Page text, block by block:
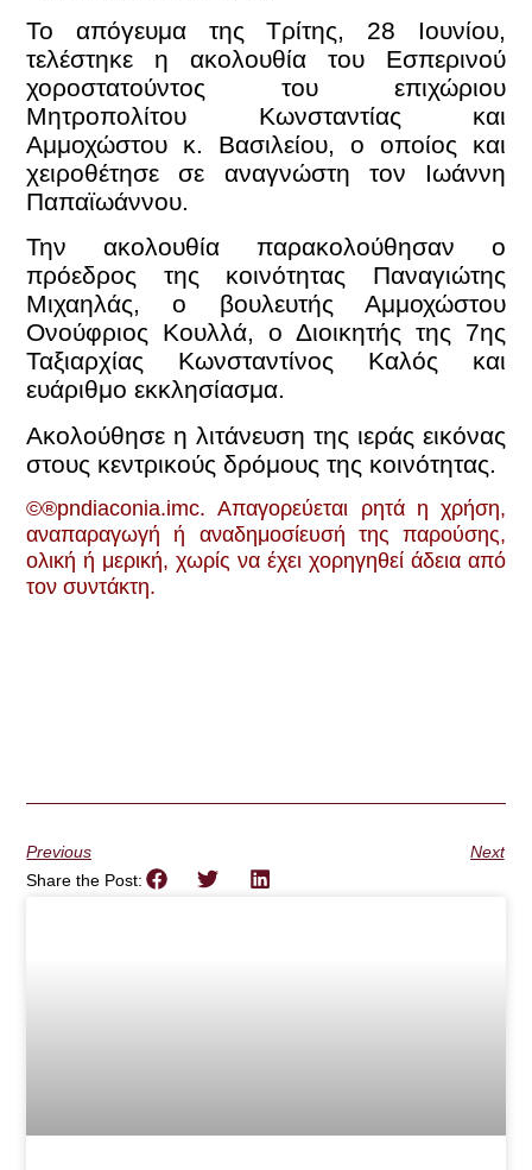
Το απόγευμα της Τρίτης, 28 Ιουνίου,
τελέστηκε η ακολουθία του Εσπερινού
χοροστατούντος του επιχώριου
Μητροπολίτου Κωνσταντίας και
Αμμοχώστου κ. Βασιλείου, ο οποίος και
χειροθέτησε σε αναγνώστη τον Ιωάννη
Παπαϊωάννου.
Την ακολουθία παρακολούθησαν ο
πρόεδρος της κοινότητας Παναγιώτης
Μιχαηλάς, ο βουλευτής Αμμοχώστου
Ονούφριος Κουλλά, ο Διοικητής της 7ης
Ταξιαρχίας Κωνσταντίνος Καλός και
ευάριθμο εκκλησίασμα.
Ακολούθησε η λιτάνευση της ιεράς εικόνας
στους κεντρικούς δρόμους της κοινότητας.
©®pndiaconia.imc. Απαγορεύεται ρητά η χρήση,
αναπαραγωγή ή αναδημοσίευσή της παρούσης,
ολική ή μερική, χωρίς να έχει χορηγηθεί άδεια από
τον συντάκτη.
Previous
Next
Share the Post: